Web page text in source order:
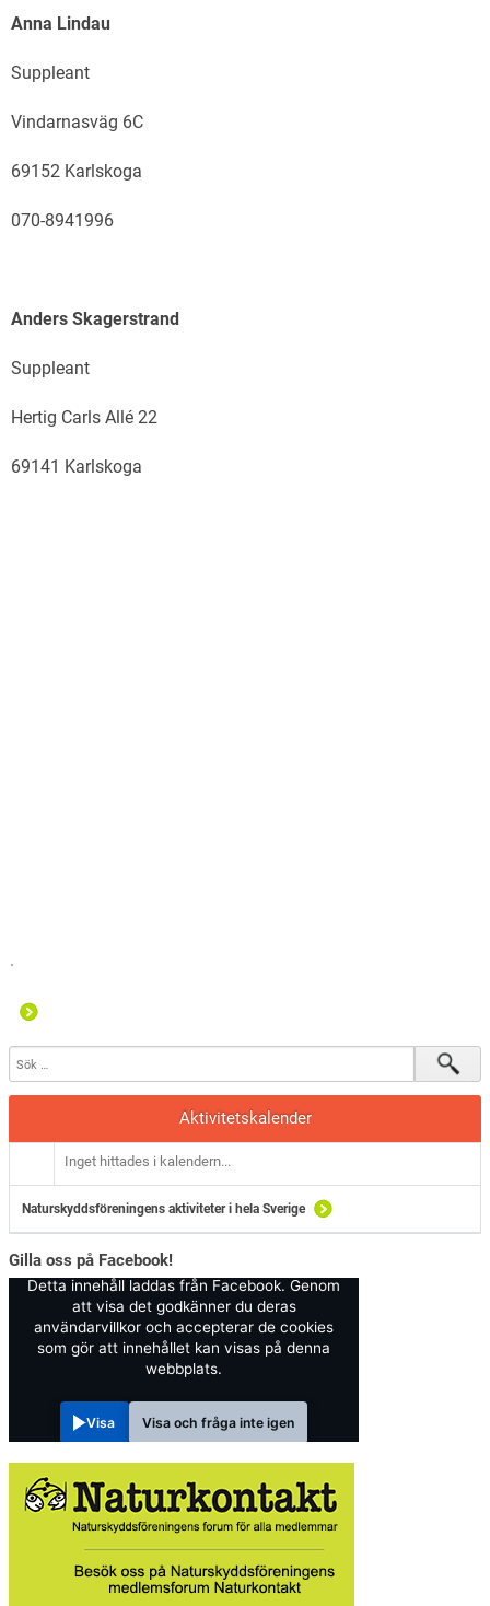
Anna Lindau
Suppleant
Vindarnasväg 6C
69152 Karlskoga
070-8941996
Anders Skagerstrand
Suppleant
Hertig Carls Allé 22
69141 Karlskoga
Aktivitetskalender
Inget hittades i kalendern...
Naturskyddsföreningens aktiviteter i hela Sverige
Gilla oss på Facebook!
Detta innehåll laddas från Facebook. Genom
att visa det godkänner du deras
användarvillkor och accepterar de cookies
som gör att innehållet kan visas på denna
webbplats.
Visa Visa och fråga inte igen